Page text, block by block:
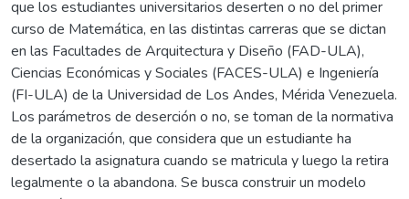
que los estudiantes universitarios deserten o no del primer
curso de Matemática, en las distintas carreras que se dictan
en las Facultades de Arquitectura y Diseño (FAD-ULA),
Ciencias Económicas y Sociales (FACES-ULA) e Ingeniería
(FI-ULA) de la Universidad de Los Andes, Mérida Venezuela.
Los parámetros de deserción o no, se toman de la normativa
de la organización, que considera que un estudiante ha
desertado la asignatura cuando se matricula y luego la retira
legalmente o la abandona. Se busca construir un modelo